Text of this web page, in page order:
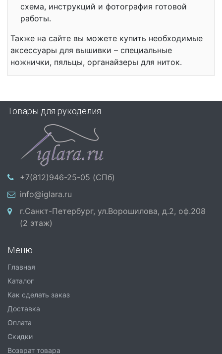
схема, инструкций и фотография готовой
работы.
Также на сайте вы можете купить необходимые
аксессуары для вышивки – специальные
ножнички, пяльцы, органайзеры для ниток.
Товары для рукоделия
+7(812)946-25-05 (СПб)
info@iglara.ru
г.Санкт-Петербург, ул.Ворошилова, д.2, оф.208
(2 этаж)
Меню
Главная
Каталог
Как сделать заказ
Доставка
Оплата
Скидки
Возврат товара